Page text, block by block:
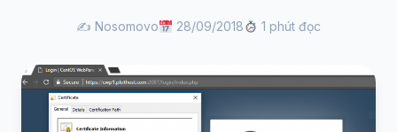
✍️ Nosomovo 28/09/2018 1 phút đọc